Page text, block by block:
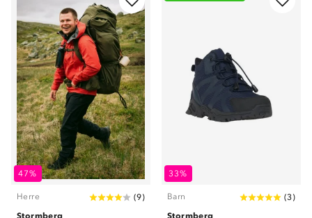
47%
Herre (9)
Stormberg
33%
Barn (3)
Stormberg